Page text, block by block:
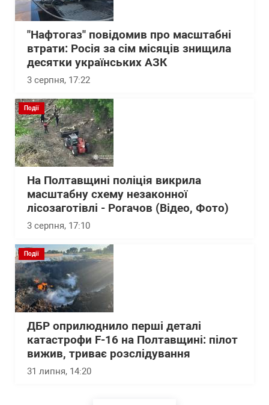
"Нафтогаз" повідомив про масштабні
втрати: Росія за сім місяців знищила
десятки українських АЗК
3 серпня, 17:22
Події
На Полтавщині поліція викрила
масштабну схему незаконної
лісозаготівлі - Рогачов (Відео, Фото)
3 серпня, 17:10
Події
ДБР оприлюднило перші деталі
катастрофи F-16 на Полтавщині: пілот
вижив, триває розслідування
31 липня, 14:20